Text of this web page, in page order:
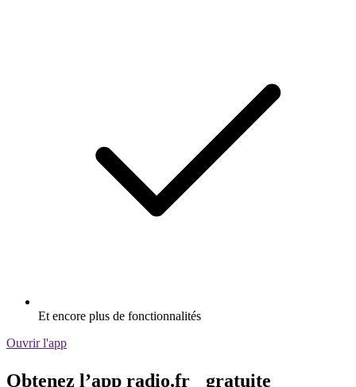
Et encore plus de fonctionnalités
Ouvrir l'app
Obtenez l’app radio.fr gratuite